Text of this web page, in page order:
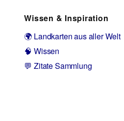
Wissen & Inspiration
🌍 Landkarten aus aller Welt
🧠 Wissen
💬 Zitate Sammlung